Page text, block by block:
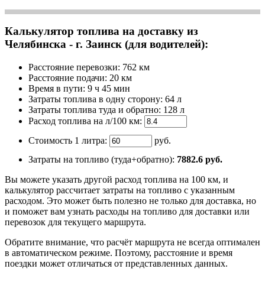
Калькулятор топлива на доставку из
Челябинска - г. Заинск (для водителей):
Расстояние перевозки: 762 км
Расстояние подачи: 20 км
Время в пути: 9 ч 45 мин
Затраты топлива в одну сторону: 64 л
Затраты топлива туда и обратно: 128 л
Расход топлива на л/100 км:
Стоимость 1 литра:
руб.
Затраты на топливо (туда+обратно): 7882.6 руб.
Вы можете указать другой расход топлива на 100 км, и
калькулятор рассчитает затраты на топливо с указанным
расходом. Это может быть полезно не только для доставка, но
и поможет вам узнать расходы на топливо для доставки или
перевозок для текущего маршрута.
Обратите внимание, что расчёт маршрута не всегда оптимален
в автоматическом режиме. Поэтому, расстояние и время
поездки может отличаться от представленных данных.